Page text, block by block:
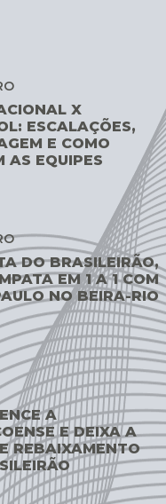
X
ESCALAÇÕES,
E COMO
AS EQUIPES
DO BRASILEIRÃO,
EM 1 A 1 COM
NO BEIRA-RIO
A
E DEIXA A
REBAIXAMENTO